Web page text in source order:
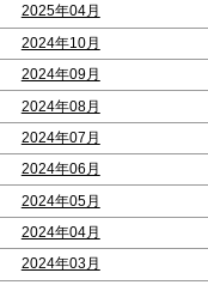
2025年04月
2024年10月
2024年09月
2024年08月
2024年07月
2024年06月
2024年05月
2024年04月
2024年03月